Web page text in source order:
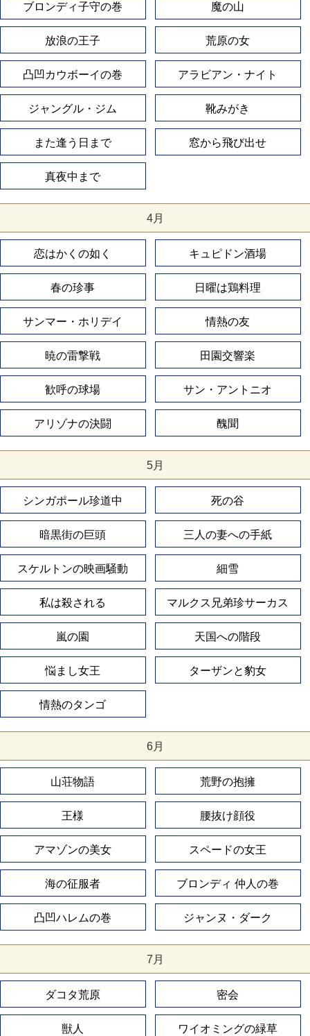
ブロンディ子守の巻 魔の山
放浪の王子 荒原の女
凸凹カウボーイの巻 アラビアン・ナイト
ジャングル・ジム 靴みがき
また逢う日まで 窓から飛び出せ
真夜中まで
4月
恋はかくの如く キュピドン酒場
春の珍事 日曜は鶏料理
サンマー・ホリデイ 情熱の友
暁の雷撃戦 田園交響楽
歓呼の球場 サン・アントニオ
アリゾナの決闘 醜聞
5月
シンガポール珍道中 死の谷
暗黒街の巨頭 三人の妻への手紙
スケルトンの映画騒動 細雪
私は殺される マルクス兄弟珍サーカス
嵐の園 天国への階段
悩まし女王 ターザンと豹女
情熱のタンゴ
6月
山荘物語 荒野の抱擁
王様 腰抜け顔役
アマゾンの美女 スペードの女王
海の征服者 ブロンディ 仲人の巻
凸凹ハレムの巻 ジャンヌ・ダーク
7月
ダコタ荒原 密会
獣人 ワイオミングの緑草